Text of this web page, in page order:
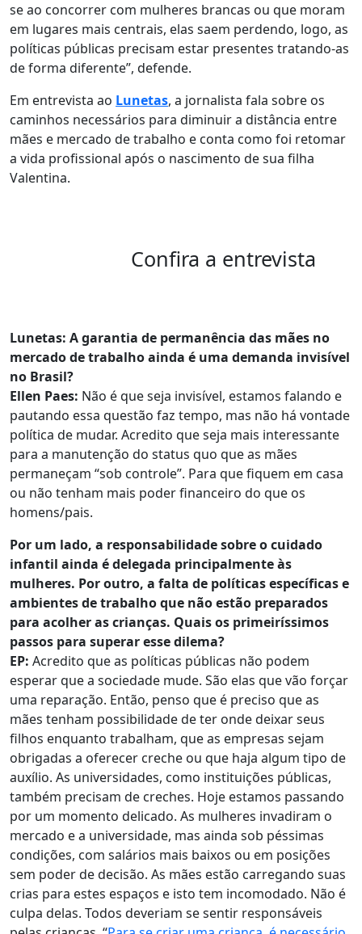
se ao concorrer com mulheres brancas ou que moram
em lugares mais centrais, elas saem perdendo, logo, as
políticas públicas precisam estar presentes tratando-as
de forma diferente”, defende.
Em entrevista ao Lunetas, a jornalista fala sobre os
caminhos necessários para diminuir a distância entre
mães e mercado de trabalho e conta como foi retomar
a vida profissional após o nascimento de sua filha
Valentina.
Confira a entrevista
Lunetas: A garantia de permanência das mães no
mercado de trabalho ainda é uma demanda invisível
no Brasil?
Ellen Paes: Não é que seja invisível, estamos falando e
pautando essa questão faz tempo, mas não há vontade
política de mudar. Acredito que seja mais interessante
para a manutenção do status quo que as mães
permaneçam “sob controle”. Para que fiquem em casa
ou não tenham mais poder financeiro do que os
homens/pais.
Por um lado, a responsabilidade sobre o cuidado
infantil ainda é delegada principalmente às
mulheres. Por outro, a falta de políticas específicas e
ambientes de trabalho que não estão preparados
para acolher as crianças. Quais os primeiríssimos
passos para superar esse dilema?
EP: Acredito que as políticas públicas não podem
esperar que a sociedade mude. São elas que vão forçar
uma reparação. Então, penso que é preciso que as
mães tenham possibilidade de ter onde deixar seus
filhos enquanto trabalham, que as empresas sejam
obrigadas a oferecer creche ou que haja algum tipo de
auxílio. As universidades, como instituições públicas,
também precisam de creches. Hoje estamos passando
por um momento delicado. As mulheres invadiram o
mercado e a universidade, mas ainda sob péssimas
condições, com salários mais baixos ou em posições
sem poder de decisão. As mães estão carregando suas
crias para estes espaços e isto tem incomodado. Não é
culpa delas. Todos deveriam se sentir responsáveis